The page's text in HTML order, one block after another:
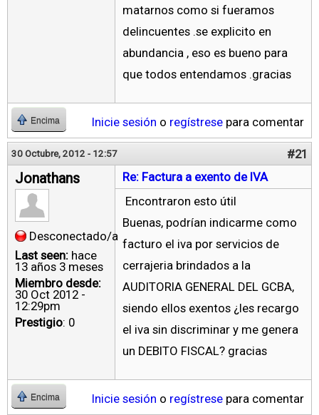
matarnos como si fueramos
delincuentes .se explicito en
abundancia , eso es bueno para
que todos entendamos .gracias
Encima Inicie sesión o regístrese para comentar
30 Octubre, 2012 - 12:57 #21
Jonathans
Desconectado/a
Last seen: hace
13 años 3 meses
Miembro desde:
30 Oct 2012 -
12:29pm
Prestigio: 0
Re: Factura a exento de IVA
Encontraron esto útil
Buenas, podrían indicarme como
facturo el iva por servicios de
cerrajeria brindados a la
AUDITORIA GENERAL DEL GCBA,
siendo ellos exentos ¿les recargo
el iva sin discriminar y me genera
un DEBITO FISCAL? gracias
Encima Inicie sesión o regístrese para comentar